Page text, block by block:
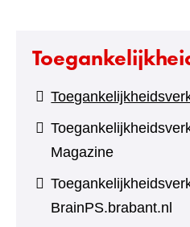
Magazine
BrainPS.brabant.nl